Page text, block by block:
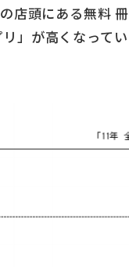
店頭にある無料 冊
」が⾼くなってい